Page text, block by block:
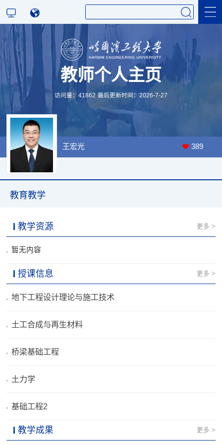
科学研究
教师个人主页
访问量： 41862 最后更新时间： 2026-7-27
王宏光 389
教育教学
教学资源 更多 >
暂无内容
授课信息 更多 >
地下工程设计理论与施工技术
土工合成与再生材料
桥梁基础工程
土力学
基础工程2
教学成果 更多 >